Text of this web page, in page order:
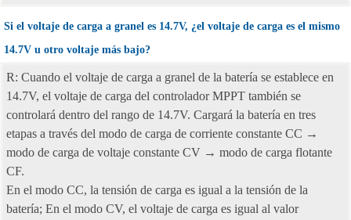
Si el voltaje de carga a granel es 14.7V, ¿el voltaje de carga es el mismo
14.7V u otro voltaje más bajo?
R: Cuando el voltaje de carga a granel de la batería se establece en
14.7V, el voltaje de carga del controlador MPPT también se
controlará dentro del rango de 14.7V. Cargará la batería en tres
etapas a través del modo de carga de corriente constante CC →
modo de carga de voltaje constante CV → modo de carga flotante
CF.
En el modo CC, la tensión de carga es igual a la tensión de la
batería; En el modo CV, el voltaje de carga es igual al valor